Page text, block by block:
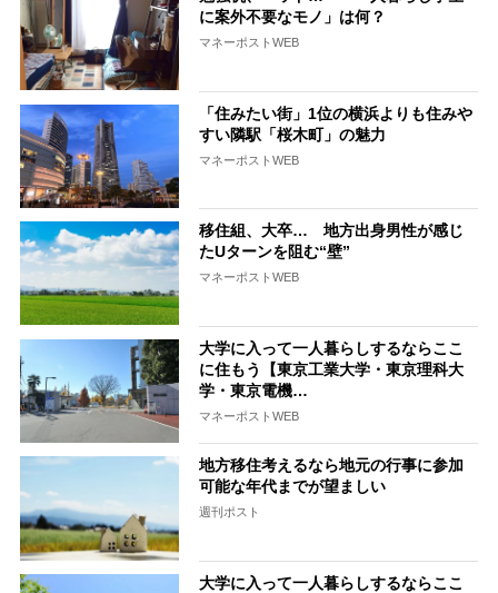
に案外不要なモノ」は何？
マネーポストWEB
「住みたい街」1位の横浜よりも住みや
すい隣駅「桜木町」の魅力
マネーポストWEB
移住組、大卒… 地方出身男性が感じ
たUターンを阻む“壁”
マネーポストWEB
大学に入って一人暮らしするならここ
に住もう【東京工業大学・東京理科大
学・東京電機…
マネーポストWEB
地方移住考えるなら地元の行事に参加
可能な年代までが望ましい
週刊ポスト
大学に入って一人暮らしするならここ